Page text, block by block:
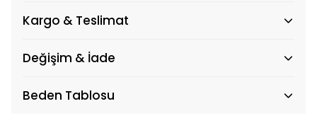
Kargo & Teslimat
Değişim & İade
Beden Tablosu